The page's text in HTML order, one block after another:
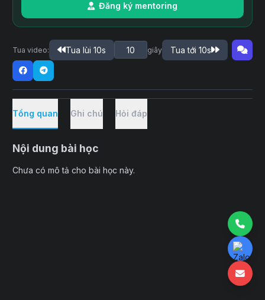
Đăng ký mentoring
Tua video: Tua lùi 10s giây Tua tới 10s
Tổng quan Ghi chú Hỏi đáp
Nội dung bài học
Chưa có mô tả cho bài học này.